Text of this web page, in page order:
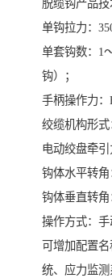
脱缆钩产品技
单钩拉力：
单套钩数：1
钩）；
手柄操作力：
绞缆机构形式
电动绞盘牵引
钩体水平转角
钩体垂直转角
操作方式：手
可增加配置
统、应力监测